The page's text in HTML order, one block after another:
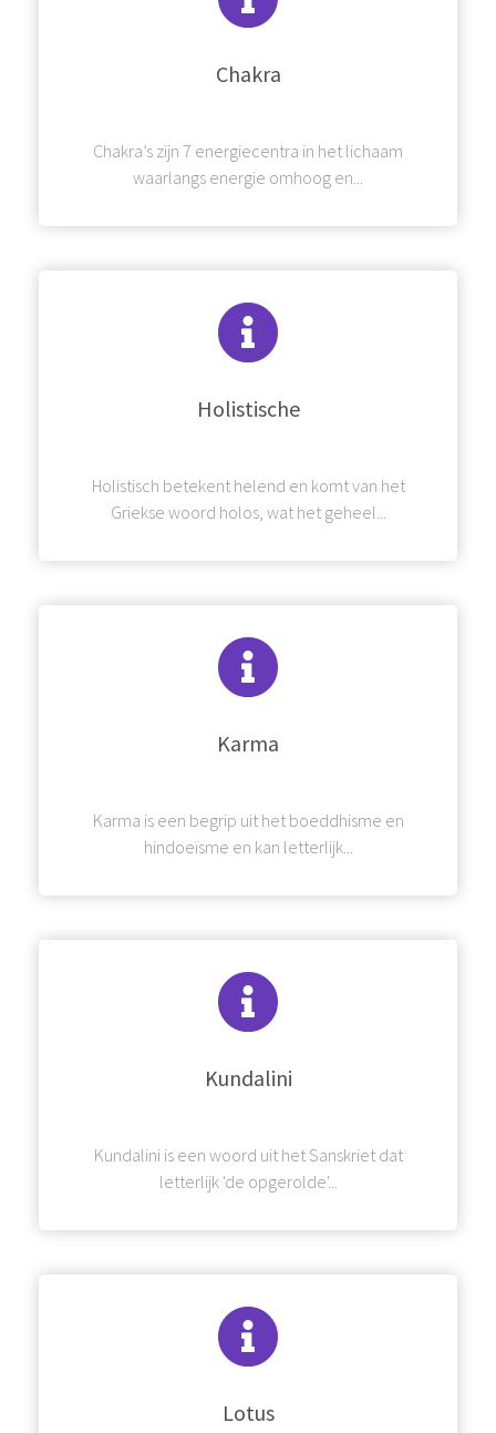
Chakra
Chakra’s zijn 7 energiecentra in het lichaam
waarlangs energie omhoog en...
Holistische
Holistisch betekent helend en komt van het
Griekse woord holos, wat het geheel...
Karma
Karma is een begrip uit het boeddhisme en
hindoeïsme en kan letterlijk...
Kundalini
Kundalini is een woord uit het Sanskriet dat
letterlijk 'de opgerolde'...
Lotus